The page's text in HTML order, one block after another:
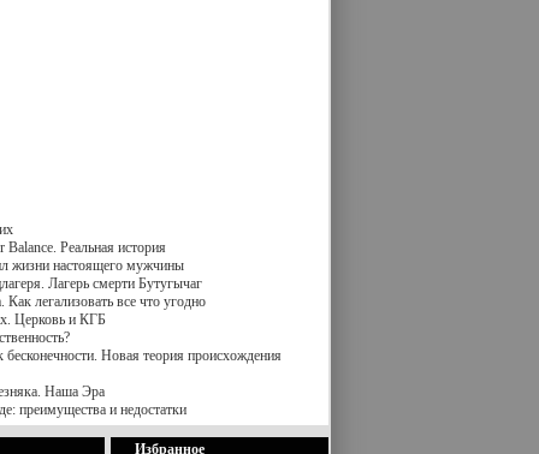
Balance. Реальная история
жизни настоящего мужчины
Лагерь смерти Бутугычаг
легализовать все что угодно
Церковь и КГБ
бесконечности. Новая теория происхождения
Наша Эра
преимущества и недостатки
Избранное